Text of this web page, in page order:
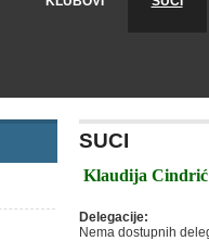
SUCI
Klaudija Cindrić
Delegacije:
Nema dostupnih